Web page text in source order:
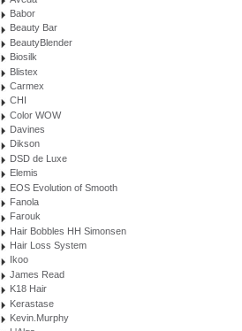
Babor
Beauty Bar
BeautyBlender
Biosilk
Blistex
Carmex
CHI
Color WOW
Davines
Dikson
DSD de Luxe
Elemis
EOS Evolution of Smooth
Fanola
Farouk
Hair Bobbles HH Simonsen
Hair Loss System
Ikoo
James Read
K18 Hair
Kerastase
Kevin.Murphy